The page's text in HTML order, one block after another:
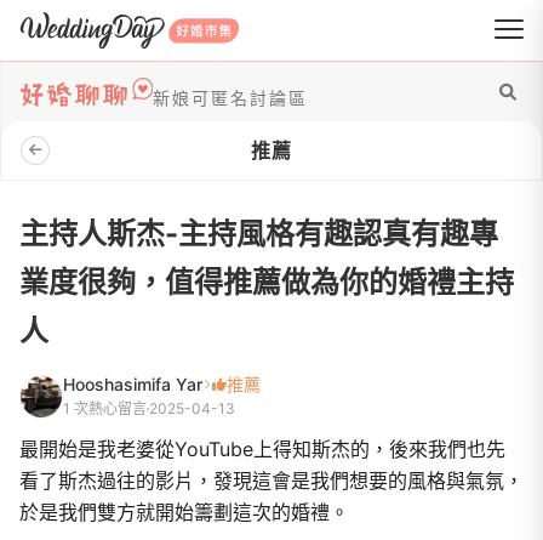
WeddingDay 好婚市集
新娘可匿名討論區
推薦
主持人斯杰-主持風格有趣認真有趣專
業度很夠，值得推薦做為你的婚禮主持
人
Hooshasimifa Yar 推薦
1 次熱心留言 2025-04-13
最開始是我老婆從YouTube上得知斯杰的，後來我們也先
看了斯杰過往的影片，發現這會是我們想要的風格與氣氛，
於是我們雙方就開始籌劃這次的婚禮。